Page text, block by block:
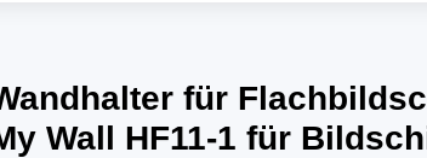
für
Wall HF11-1 für